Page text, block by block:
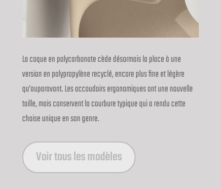
La coque en polycarbonate cède désormais la place à une
version en polypropylène recyclé, encore plus fine et légère
qu’auparavant. Les accoudoirs ergonomiques ont une nouvelle
taille, mais conservent la courbure typique qui a rendu cette
chaise unique en son genre.
Voir tous les modèles